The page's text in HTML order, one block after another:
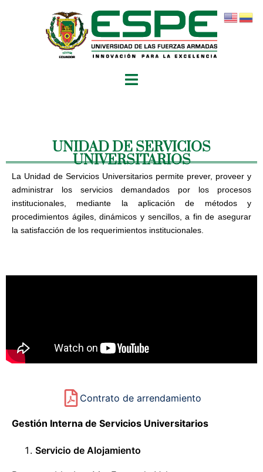
UNIDAD DE SERVICIOS
UNIVERSITARIOS
La Unidad de Servicios Universitarios permite prever, proveer y
administrar los servicios demandados por los procesos
institucionales, mediante la aplicación de métodos y
procedimientos ágiles, dinámicos y sencillos, a fin de asegurar
la satisfacción de los requerimientos institucionales.
Contrato de arrendamiento
Gestión Interna de Servicios Universitarios
Servicio de Alojamiento